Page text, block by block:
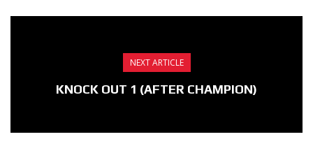
NEXT ARTICLE
KNOCK OUT 1 (AFTER CHAMPION)